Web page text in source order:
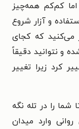
کم‌کم همه‌چیز
و آزار شروع
می‌کنید که کجای
و نتوانید دقیقاً
کرد زیرا تغییر
را در تله نگه
وارد میدان